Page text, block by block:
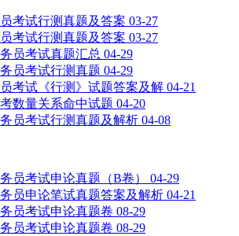
考试行测真题及答案 03-27
考试行测真题及答案 03-27
员考试真题汇总 04-29
员考试行测真题 04-29
考试《行测》试题答案及解 04-21
数量关系命中试题 04-20
员考试行测真题及解析 04-08
员考试申论真题（B卷） 04-29
员申论笔试真题答案及解析 04-21
员考试申论真题卷 08-29
员考试申论真题卷 08-29